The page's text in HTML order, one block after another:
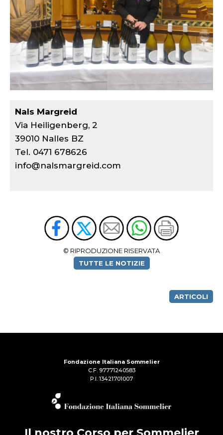
Nals Margreid
Via Heiligenberg, 2
39010 Nalles BZ
Tel. 0471 678626
info@nalsmargreid.com
© RIPRODUZIONE RISERVATA
TUTTE LE NOTIZIE
ARTICOLI
Fondazione Italiana Sommelier
C.F. 97771240583
P.I. 13421701007